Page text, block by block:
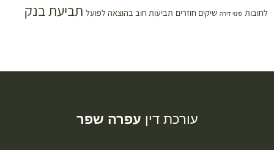
לחובות פינוי דירה שיקים חוזרים תביעות חוב בהוצאה לפועל תביעת בנק
עורכת דין עפרה שפר